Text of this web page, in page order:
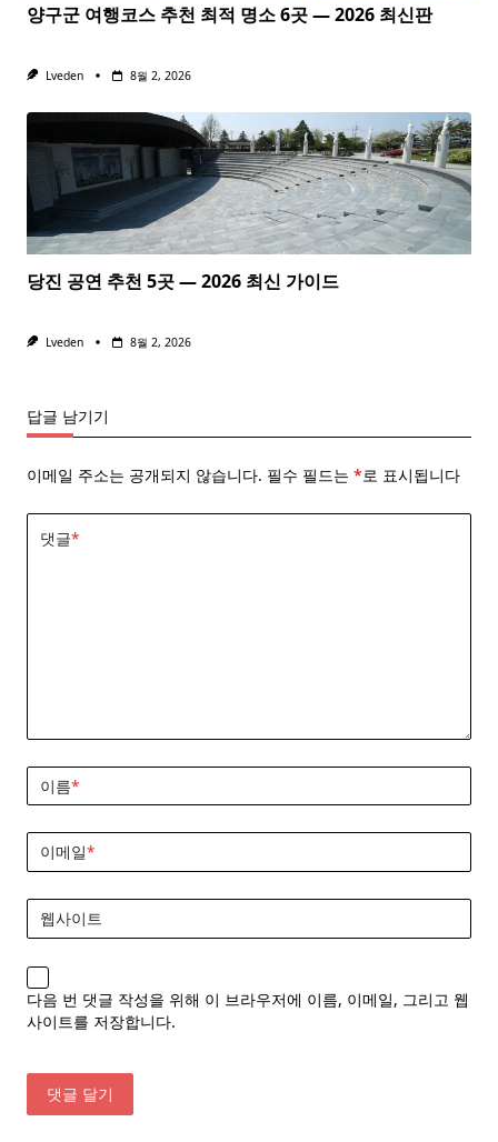
양구군 여행코스 추천 최적 명소 6곳 — 2026 최신판
Lveden 8월 2, 2026
당진 공연 추천 5곳 — 2026 최신 가이드
Lveden 8월 2, 2026
답글 남기기
이메일 주소는 공개되지 않습니다. 필수 필드는 *로 표시됩니다
댓글*
이름*
이메일*
웹사이트
다음 번 댓글 작성을 위해 이 브라우저에 이름, 이메일, 그리고 웹
사이트를 저장합니다.